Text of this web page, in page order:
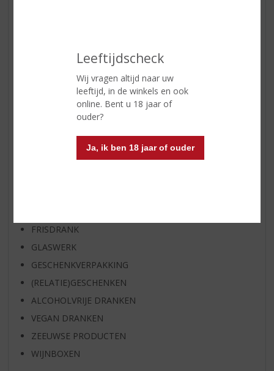
Leeftijdscheck
Wij vragen altijd naar uw
leeftijd, in de winkels en ook
online. Bent u 18 jaar of
ouder?
Ja, ik ben 18 jaar of ouder
BIER VAN DE MAAND
SPIRIT VAN DE MAAND
EXCLUSIEF TOPSLIJTER
FRISDRANK
GLASWERK
GESCHENKVERPAKKING
(RELATIE)GESCHENKEN
ALCOHOLVRIJE DRANKEN
VEGAN DRANKEN
ZEEUWSE PRODUCTEN
WIJNBOXEN